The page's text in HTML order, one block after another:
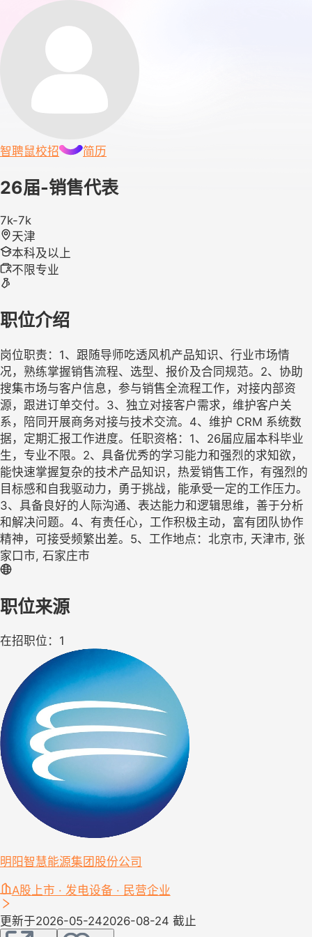
智聘鼠校招 简历
26届-销售代表
7k-7k
天津
本科及以上
不限专业
职位介绍
岗位职责：1、跟随导师吃透风机产品知识、行业市场情
况，熟练掌握销售流程、选型、报价及合同规范。2、协助
搜集市场与客户信息，参与销售全流程工作，对接内部资
源，跟进订单交付。3、独立对接客户需求，维护客户关
系，陪同开展商务对接与技术交流。4、维护 CRM 系统数
据，定期汇报工作进度。任职资格：1、26届应届本科毕业
生，专业不限。2、具备优秀的学习能力和强烈的求知欲，
能快速掌握复杂的技术产品知识，热爱销售工作，有强烈的
目标感和自我驱动力，勇于挑战，能承受一定的工作压力。
3、具备良好的人际沟通、表达能力和逻辑思维，善于分析
和解决问题。4、有责任心，工作积极主动，富有团队协作
精神，可接受频繁出差。5、工作地点：北京市, 天津市, 张
家口市, 石家庄市
职位来源
在招职位：1
明阳智慧能源集团股份公司
A股上市 · 发电设备 · 民营企业
更新于2026-05-242026-08-24 截止